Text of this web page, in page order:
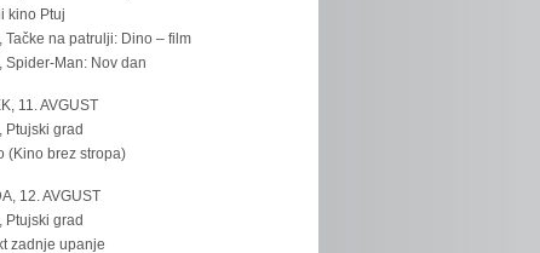
kino Ptuj
Tačke na patrulji: Dino – film
Spider-Man: Nov dan
11. AVGUST
Ptujski grad
(Kino brez stropa)
12. AVGUST
Ptujski grad
zadnje upanje